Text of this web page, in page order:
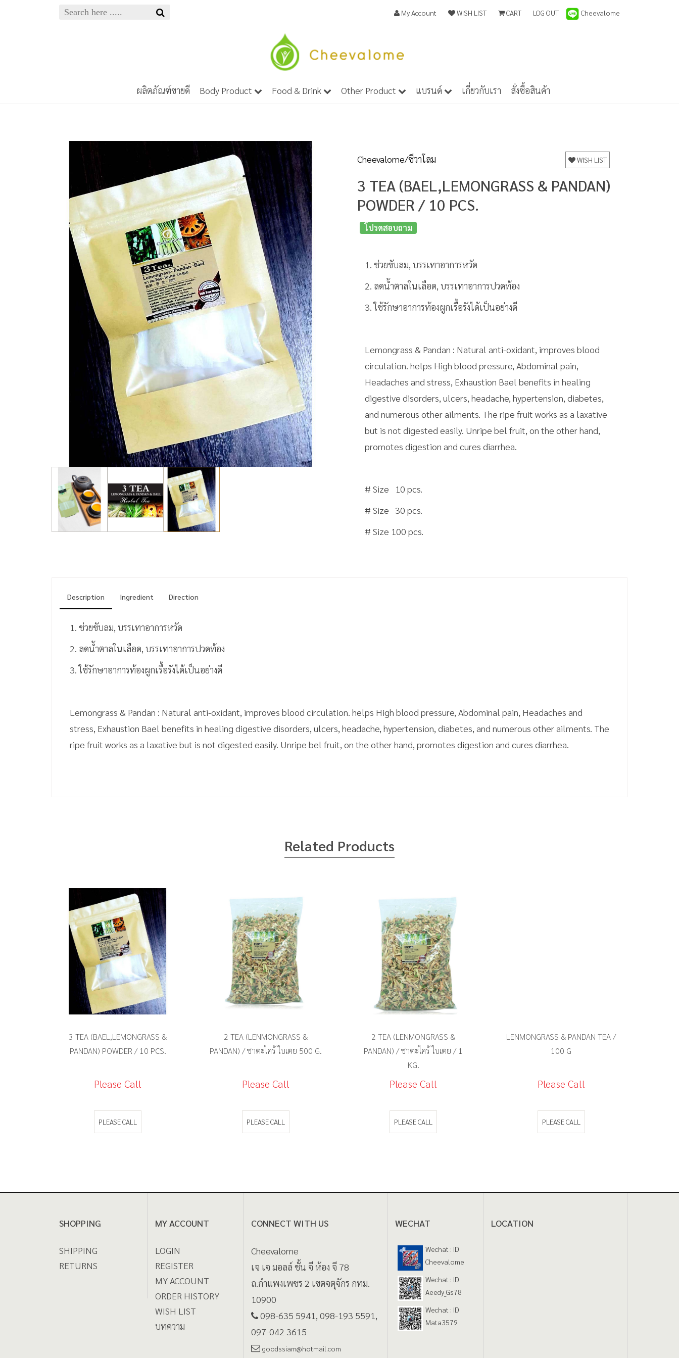
My Account WISH LIST CART LOG OUT Cheevalome
ผลิตภัณฑ์ขายดี Body Product Food & Drink Other Product แบรนด์ เกี่ยวกับเรา สั่งซื้อสินค้า
Cheevalome/ชีวาโลม WISH LIST
3 TEA (BAEL,LEMONGRASS & PANDAN)
POWDER / 10 PCS.
โปรดสอบถาม
1. ช่วยขับลม, บรรเทาอาการหวัด
2. ลดน้ำตาลในเลือด, บรรเทาอาการปวดท้อง
3. ใช้รักษาอาการท้องผูกเรื้อรังได้เป็นอย่างดี
Lemongrass & Pandan : Natural anti-oxidant, improves blood
circulation. helps High blood pressure, Abdominal pain,
Headaches and stress, Exhaustion Bael benefits in healing
digestive disorders, ulcers, headache, hypertension, diabetes,
and numerous other ailments. The ripe fruit works as a laxative
but is not digested easily. Unripe bel fruit, on the other hand,
promotes digestion and cures diarrhea.
# Size 10 pcs.
# Size 30 pcs.
# Size 100 pcs.
Description Ingredient Direction
1. ช่วยขับลม, บรรเทาอาการหวัด
2. ลดน้ำตาลในเลือด, บรรเทาอาการปวดท้อง
3. ใช้รักษาอาการท้องผูกเรื้อรังได้เป็นอย่างดี
Lemongrass & Pandan : Natural anti-oxidant, improves blood circulation. helps High blood pressure, Abdominal pain, Headaches and
stress, Exhaustion Bael benefits in healing digestive disorders, ulcers, headache, hypertension, diabetes, and numerous other ailments. The
ripe fruit works as a laxative but is not digested easily. Unripe bel fruit, on the other hand, promotes digestion and cures diarrhea.
- Remove bag and serve as preferred.
- Add sugar or honey if desired
1. นำถุงชา 3 in 1 ใส่แก้ว / กาน้้ำร้อน
2. เทน้ำร้อนใส่แก้ว / กาน้ำ
3. ถ้าต้องการเย็นก็ใส่น้ำแข็ง/ เติมน้ำผึ้งเพิ่มความหวาน
Related Products
3 TEA (BAEL,LEMONGRASS &
PANDAN) POWDER / 10 PCS.
Please Call
PLEASE CALL
2 TEA (LENMONGRASS &
PANDAN) / ชาตะไคร้ ใบเตย 500 G.
Please Call
PLEASE CALL
2 TEA (LENMONGRASS &
PANDAN) / ชาตะไคร้ ใบเตย / 1
KG.
Please Call
PLEASE CALL
LENMONGRASS & PANDAN TEA /
100 G
Please Call
PLEASE CALL
SHOPPING
SHIPPING
RETURNS
MY ACCOUNT
LOGIN
REGISTER
MY ACCOUNT
ORDER HISTORY
WISH LIST
บทความ
CONNECT WITH US
Cheevalome
เจ เจ มอลล์ ชั้น จี ห้อง จี 78
ถ.กำแพงเพชร 2 เขตจตุจักร กทม.
10900
098-635 5941, 098-193 5591,
097-042 3615
goodssiam@hotmail.com
WECHAT
Wechat : ID
Cheevalome
Wechat : ID
Aeedy_Gs78
Wechat : ID
Mata3579
LOCATION